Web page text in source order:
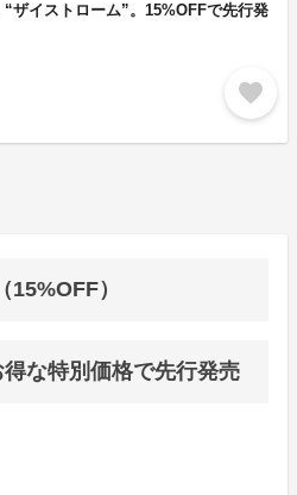
ザイストローム”。15%OFFで先行発
favorite
）
な特別価格で先行発売